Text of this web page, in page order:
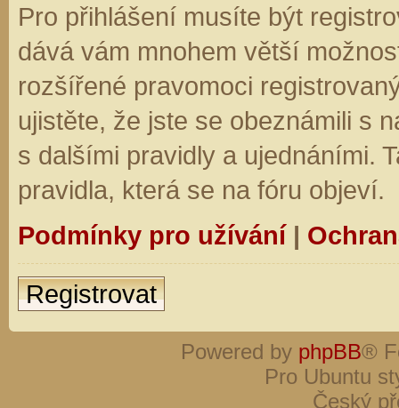
Pro přihlášení musíte být
dává vám mnohem větší
rozšířené pravomoci
ujistěte, že jste se obeznámili s
s dalšími pravidly a ujednáními.
pravidla, která se na fóru objeví.
Podmínky pro užívání|
Registrovat
Powered by phpBB®
Pro Ubuntu
Český